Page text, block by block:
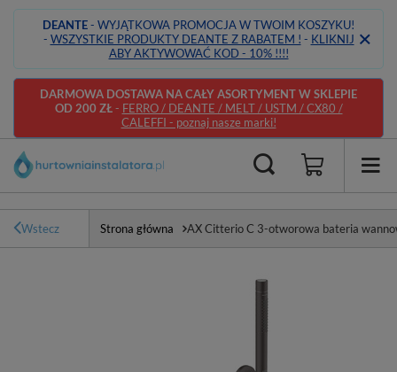
DEANTE- WYJĄTKOWA PROMOCJA W TWOIM KOSZYKU!
- WSZYSTKIE PRODUKTY DEANTE Z RABATEM ! - KLIKNIJ
ABY AKTYWOWAĆ KOD - 10% !!!!
DARMOWA DOSTAWA NA CAŁY ASORTYMENT W SKLEPIE
OD 200 ZŁ- FERRO / DEANTE / MELT / USTM / CX80 /
CALEFFI - poznaj nasze marki!
Wstecz Strona główna AX Citterio C 3-otworowa bateria